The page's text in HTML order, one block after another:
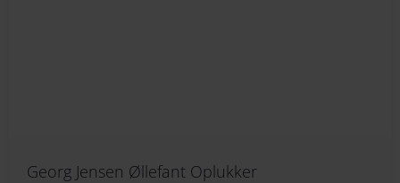
Georg Jensen Øllefant Oplukker